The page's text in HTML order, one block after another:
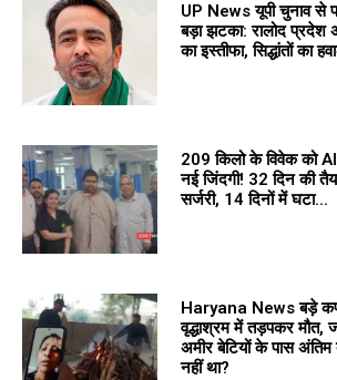
UP News यूपी चुनाव से
बड़ा झटका: रालोद प्रदेश
का इस्तीफा, सिद्धांतों का
209 किलो के विवेक को
नई जिंदगी! 32 दिन की
सर्जरी, 14 दिनों में घटा...
Haryana News बड़े
वृद्धाश्रम में तड़पकर मौत,
अमीर बेटियों के पास अंतिम
नहीं था?